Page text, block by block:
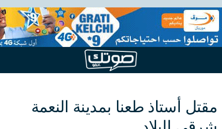
مقتل أستاذ طعنا بمدينة النعمة